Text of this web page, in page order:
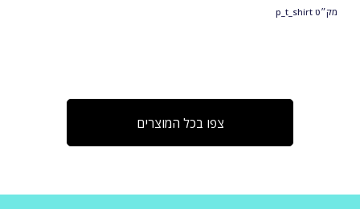
מק״טp_t_shirt
צפו בכל המוצרים